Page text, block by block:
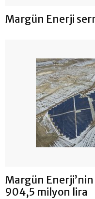
Margün Enerji
Margün
904,5 milyon lira